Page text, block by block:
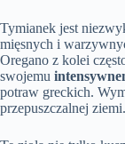
Tymianek jest
mięsnych i
Oregano z kolei
swojemu
potraw greckich.
przepuszczalnej ziemi.